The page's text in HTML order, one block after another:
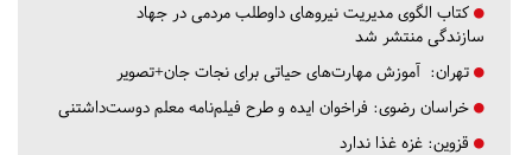
کتاب الگوی مدیریت نیروهای داوطلب مردمی در جهاد
سازندگی منتشر شد
تهران: آموزش مهارت‌های حیاتی برای نجات جان+تصویر
خراسان رضوی: فراخوان ایده و طرح فیلم‌نامه معلم دوست‌داشتنی
قزوین: غزه غذا ندارد